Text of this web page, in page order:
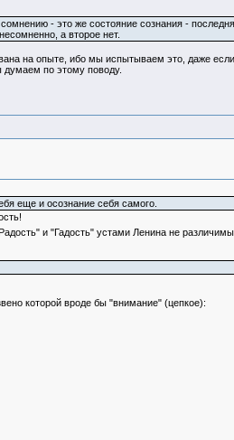
- это же состояние сознания -
а второе нет.
на опыте, ибо мы испытываем это, даже
думаем по этому поводу.
еще и осознание себя самого.
и "Гадость" устами Ленина не различимы.
которой вроде бы "внимание" (цепкое):